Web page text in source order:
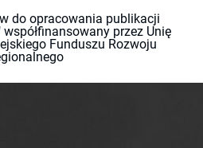
do opracowania publikacji
przez Unię
Funduszu Rozwoju